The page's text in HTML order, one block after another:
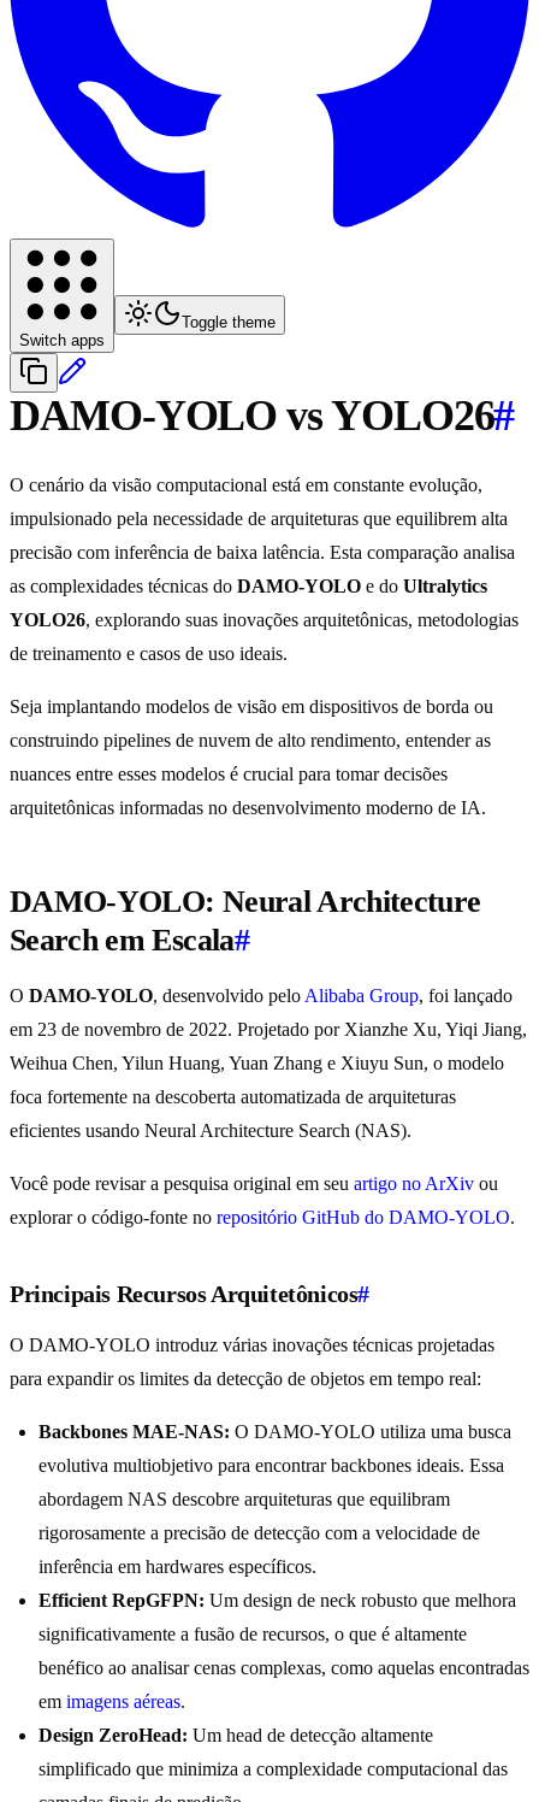
Switch apps
Toggle theme
DAMO-YOLO vs YOLO26#
O cenário da visão computacional está em constante evolução,
impulsionado pela necessidade de arquiteturas que equilibrem alta
precisão com inferência de baixa latência. Esta comparação analisa
as complexidades técnicas do DAMO-YOLO e do Ultralytics
YOLO26, explorando suas inovações arquitetônicas, metodologias
de treinamento e casos de uso ideais.
Seja implantando modelos de visão em dispositivos de borda ou
construindo pipelines de nuvem de alto rendimento, entender as
nuances entre esses modelos é crucial para tomar decisões
arquitetônicas informadas no desenvolvimento moderno de IA.
DAMO-YOLO: Neural Architecture
Search em Escala#
O DAMO-YOLO, desenvolvido pelo Alibaba Group, foi lançado
em 23 de novembro de 2022. Projetado por Xianzhe Xu, Yiqi Jiang,
Weihua Chen, Yilun Huang, Yuan Zhang e Xiuyu Sun, o modelo
foca fortemente na descoberta automatizada de arquiteturas
eficientes usando Neural Architecture Search (NAS).
Você pode revisar a pesquisa original em seu artigo no ArXiv ou
explorar o código-fonte no repositório GitHub do DAMO-YOLO.
Principais Recursos Arquitetônicos#
O DAMO-YOLO introduz várias inovações técnicas projetadas
para expandir os limites da detecção de objetos em tempo real:
Backbones MAE-NAS: O DAMO-YOLO utiliza uma busca
evolutiva multiobjetivo para encontrar backbones ideais. Essa
abordagem NAS descobre arquiteturas que equilibram
rigorosamente a precisão de detecção com a velocidade de
inferência em hardwares específicos.
Efficient RepGFPN: Um design de neck robusto que melhora
significativamente a fusão de recursos, o que é altamente
benéfico ao analisar cenas complexas, como aquelas encontradas
em imagens aéreas.
Design ZeroHead: Um head de detecção altamente
simplificado que minimiza a complexidade computacional das